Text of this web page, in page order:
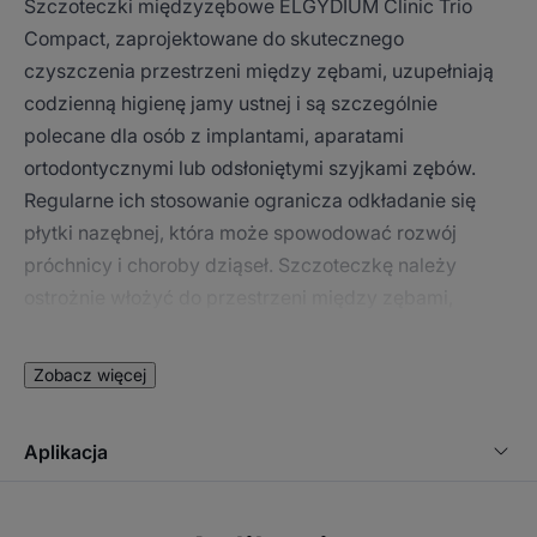
Szczoteczki międzyzębowe ELGYDIUM Clinic Trio
Compact, zaprojektowane do skutecznego
czyszczenia przestrzeni między zębami, uzupełniają
codzienną higienę jamy ustnej i są szczególnie
polecane dla osób z implantami, aparatami
ortodontycznymi lub odsłoniętymi szyjkami zębów.
Regularne ich stosowanie ogranicza odkładanie się
płytki nazębnej, która może spowodować rozwój
próchnicy i choroby dziąseł. Szczoteczkę należy
włosie szczoteczki dobrze kontrastuje z bielą zębów,
ułatwiając precyzyjne wprowadzanie szczoteczki i
włosie uwidacznia ewentualne krwawienie z dziąseł.
Zobacz więcej
Aplikacja